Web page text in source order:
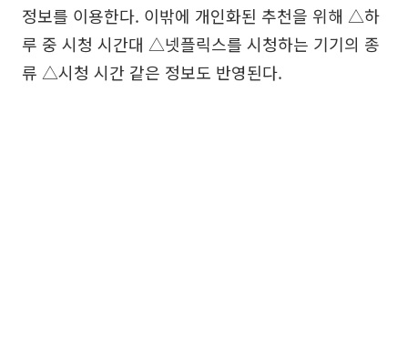
정보를 이용한다. 이밖에 개인화된 추천을 위해 △하
루 중 시청 시간대 △넷플릭스를 시청하는 기기의 종
류 △시청 시간 같은 정보도 반영된다.